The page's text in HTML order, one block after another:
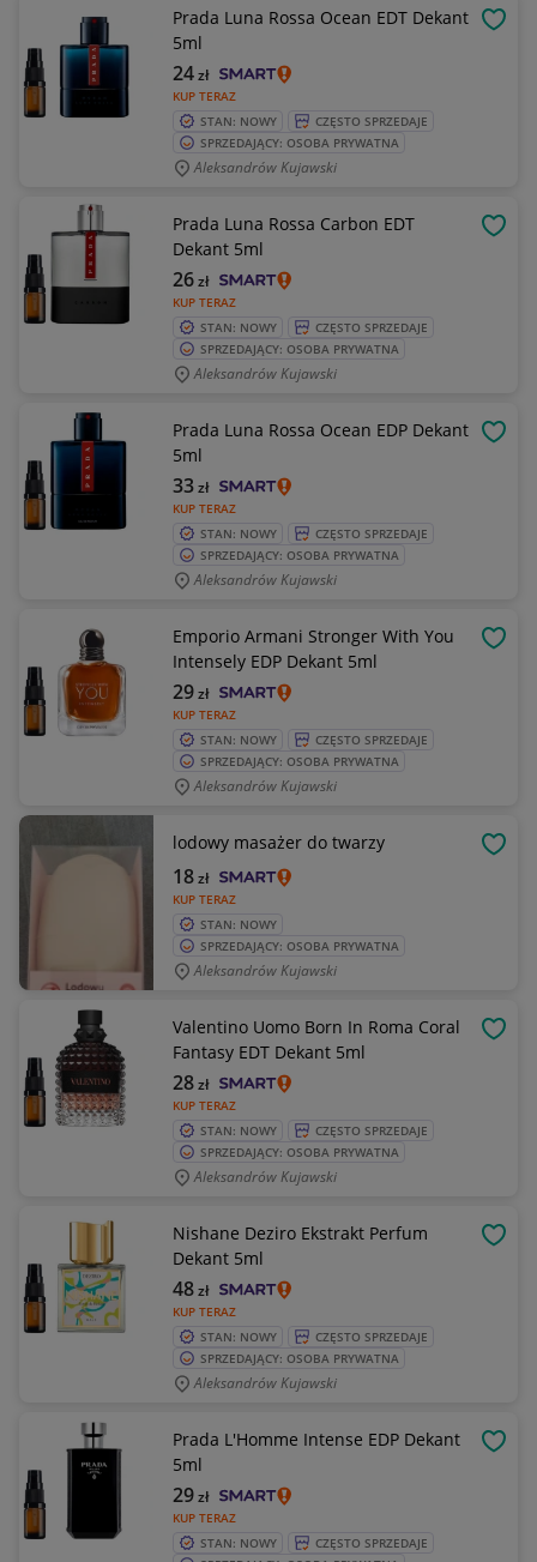
Prada Luna Rossa Ocean EDT Dekant
5ml
KUP TERAZ
24zł
STAN: NOWY
CZĘSTO SPRZEDAJE
SPRZEDAJĄCY: OSOBA PRYWATNA
Aleksandrów Kujawski
Prada Luna Rossa Carbon EDT
Dekant 5ml
KUP TERAZ
26zł
STAN: NOWY
CZĘSTO SPRZEDAJE
SPRZEDAJĄCY: OSOBA PRYWATNA
Aleksandrów Kujawski
Prada Luna Rossa Ocean EDP Dekant
5ml
KUP TERAZ
33zł
STAN: NOWY
CZĘSTO SPRZEDAJE
SPRZEDAJĄCY: OSOBA PRYWATNA
Aleksandrów Kujawski
Emporio Armani Stronger With You
Intensely EDP Dekant 5ml
KUP TERAZ
29zł
STAN: NOWY
CZĘSTO SPRZEDAJE
SPRZEDAJĄCY: OSOBA PRYWATNA
Aleksandrów Kujawski
lodowy masażer do twarzy
KUP TERAZ
18zł
STAN: NOWY
SPRZEDAJĄCY: OSOBA PRYWATNA
Aleksandrów Kujawski
Valentino Uomo Born In Roma Coral
Fantasy EDT Dekant 5ml
KUP TERAZ
28zł
STAN: NOWY
CZĘSTO SPRZEDAJE
SPRZEDAJĄCY: OSOBA PRYWATNA
Aleksandrów Kujawski
Nishane Deziro Ekstrakt Perfum
Dekant 5ml
KUP TERAZ
48zł
STAN: NOWY
CZĘSTO SPRZEDAJE
SPRZEDAJĄCY: OSOBA PRYWATNA
Aleksandrów Kujawski
Prada L'Homme Intense EDP Dekant
5ml
KUP TERAZ
29zł
STAN: NOWY
CZĘSTO SPRZEDAJE